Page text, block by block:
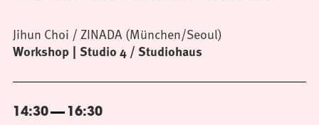
Workshop Studio 4 / Studiohaus
Jihun Choi / ZINADA (München/Seoul)
14:30 16:30